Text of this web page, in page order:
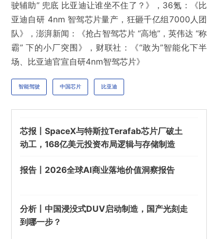
驶辅助” 兜底 比亚迪让谁坐不住了？》，36氪：《比
亚迪自研 4nm 智驾芯片量产，狂砸千亿组7000人团
队》，澎湃新闻：《抢占智驾芯片 “高地”，英伟达 “称
霸” 下的小厂突围》，财联社：《“敢为”智能化下半
场、比亚迪官宣自研4nm智驾芯片》
智能驾驶 中国芯片 比亚迪
芯报丨SpaceX与特斯拉Terafab芯片厂破土
动工，168亿美元投资布局逻辑与存储制造
报告丨2026全球AI商业落地价值洞察报告
分析丨中国浸没式DUV启动制造，国产光刻走
到哪一步？